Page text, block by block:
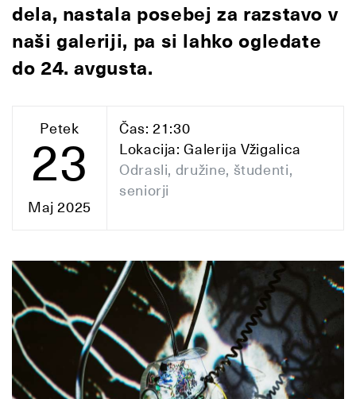
dela, nastala posebej za razstavo v
naši galeriji, pa si lahko ogledate
do 24. avgusta.
Petek
23
Maj 2025
Čas: 21:30
Lokacija: Galerija Vžigalica
Odrasli, družine, študenti,
seniorji